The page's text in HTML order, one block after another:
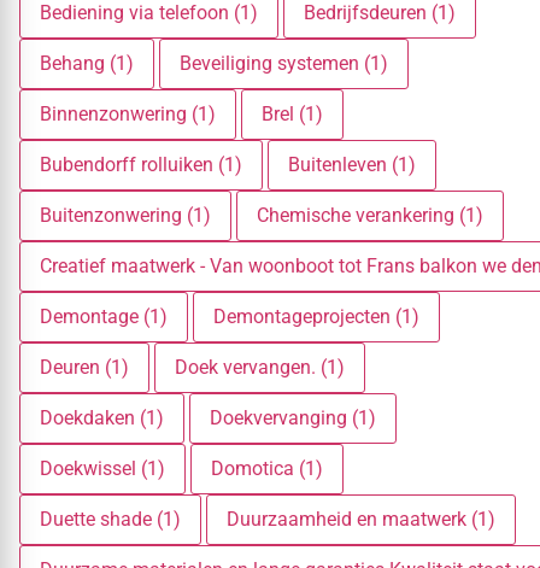
Bediening via telefoon (1) Bedrijfsdeuren (1)
Behang (1) Beveiliging systemen (1)
Binnenzonwering (1) Brel (1)
Bubendorff rolluiken (1) Buitenleven (1)
Buitenzonwering (1) Chemische verankering (1)
Creatief maatwerk - Van woonboot tot Frans balkon we
Demontage (1) Demontageprojecten (1)
Deuren (1) Doek vervangen. (1)
Doekdaken (1) Doekvervanging (1)
Doekwissel (1) Domotica (1)
Duette shade (1) Duurzaamheid en maatwerk (1)